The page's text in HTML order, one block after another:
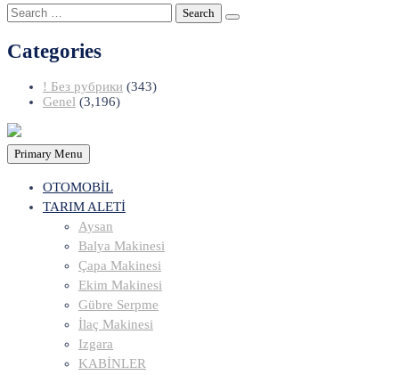
Search
for:
Categories
! Без рубрики (343)
Genel (3,196)
Primary Menu
OTOMOBİL
TARIM ALETİ
Aysan
Balya Makinesi
Çapa Makinesi
Ekim Makinesi
Gübre Serpme
İlaç Makinesi
Izgara
KABİNLER